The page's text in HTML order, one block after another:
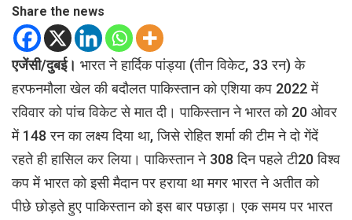
Share the news
एजेंसी/दुबई। भारत ने हार्दिक पांड्या (तीन विकेट, 33 रन) के
हरफनमौला खेल की बदौलत पाकिस्तान को एशिया कप 2022 में
रविवार को पांच विकेट से मात दी। पाकिस्तान ने भारत को 20 ओवर
में 148 रन का लक्ष्य दिया था, जिसे रोहित शर्मा की टीम ने दो गेंदें
रहते ही हासिल कर लिया। पाकिस्तान ने 308 दिन पहले टी20 विश्व
कप में भारत को इसी मैदान पर हराया था मगर भारत ने अतीत को
पीछे छोड़ते हुए पाकिस्तान को इस बार पछाड़ा। एक समय पर भारत